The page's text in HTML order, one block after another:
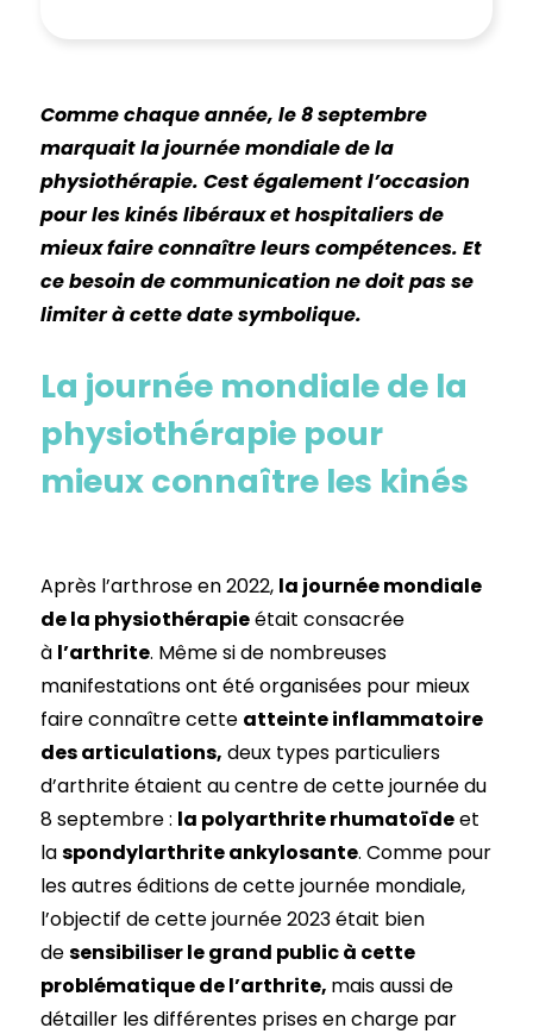
Comme chaque année, le 8 septembre
marquait la journée mondiale de la
physiothérapie. Cest également l’occasion
pour les kinés libéraux et hospitaliers de
mieux faire connaître leurs compétences. Et
ce besoin de communication ne doit pas se
limiter à cette date symbolique.
La journée mondiale de la
physiothérapie pour
mieux connaître les kinés
Après l’arthrose en 2022, la journée mondiale
de la physiothérapieétait consacrée
à l’arthrite. Même si de nombreuses
manifestations ont été organisées pour mieux
faire connaître cette atteinte inflammatoire
des articulations, deux types particuliers
d’arthrite étaient au centre de cette journée du
8 septembre : la polyarthrite rhumatoïdeet
laspondylarthrite ankylosante. Comme pour
les autres éditions de cette journée mondiale,
l’objectif de cette journée 2023 était bien
desensibiliser le grand public à cette
problématique de l’arthrite, mais aussi de
détailler les différentes prises en charge par